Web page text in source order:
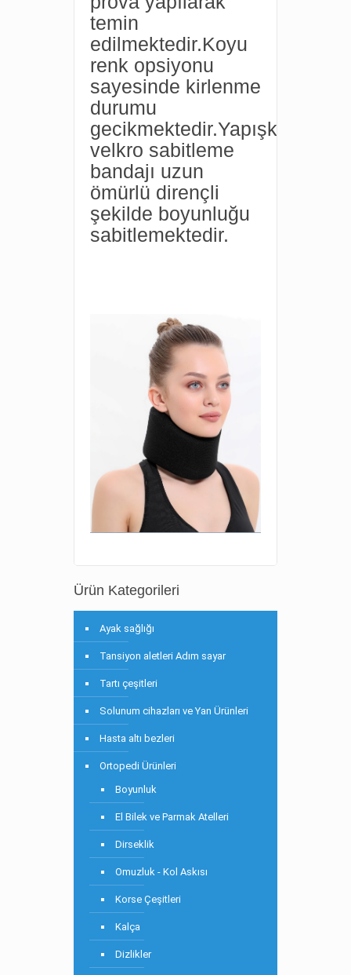
temin
edilmektedir.Koyu
renk opsiyonu
sayesinde kirlenme
durumu
gecikmektedir.Yapışkanlı
velkro sabitleme
bandajı uzun
ömürlü dirençli
şekilde boyunluğu
sabitlemektedir.
Ürün Kategorileri
Ayak sağlığı
Tansiyon aletleri Adım sayar
Tartı çeşitleri
Solunum cihazları ve Yan Ürünleri
Hasta altı bezleri
Ortopedi Ürünleri
Boyunluk
El Bilek ve Parmak Atelleri
Dirseklik
Omuzluk - Kol Askısı
Korse Çeşitleri
Kalça
Dizlikler